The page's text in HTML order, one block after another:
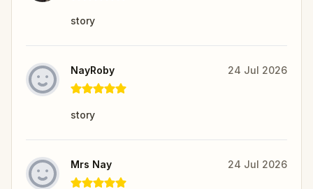
story
NayRoby 24 Jul 2026
story
Mrs Nay 24 Jul 2026